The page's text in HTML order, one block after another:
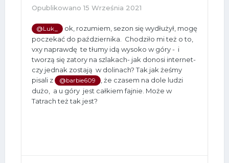
Opublikowano15 Września 2021
@Luk_
ok, rozumiem, sezon się wydłużył, mogę
poczekać do października. Chodziło mi też o to,
vxy naprawdę te tłumy idą wysoko w góry - i
tworzą się zatory na szlakach- jak donosi internet-
czy jednak zostają w dolinach? Tak jak żeśmy
pisali z
@barbie609
, że czasem na dole ludzi
dużo, a u góry jest całkiem fajnie. Może w
Tatrach też tak jest?